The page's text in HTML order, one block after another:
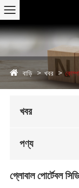
বাড়ি খবর
খবর
পণ্য
গ্লোবাল পোর্টেবল